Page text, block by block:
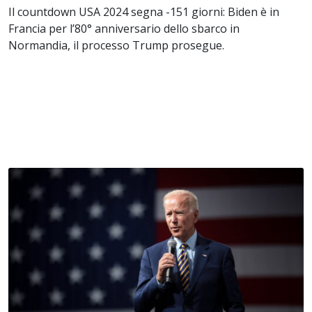
Il countdown USA 2024 segna -151 giorni: Biden è in
Francia per l’80° anniversario dello sbarco in
Normandia, il processo Trump prosegue.